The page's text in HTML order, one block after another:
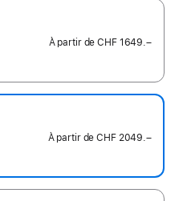
À partir deCHF 1649.–
À partir deCHF 2049.–